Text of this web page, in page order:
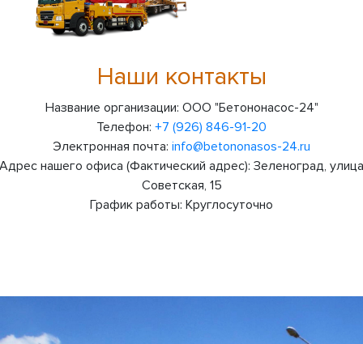
Наши контакты
Название организации: ООО "Бетононасос-24"
Телефон: +7 (926) 846-91-20
Электронная почта: info@betononasos-24.ru
Адрес нашего офиса (Фактический адрес): Зеленоград, улица
Советская, 15
График работы: Круглосуточно